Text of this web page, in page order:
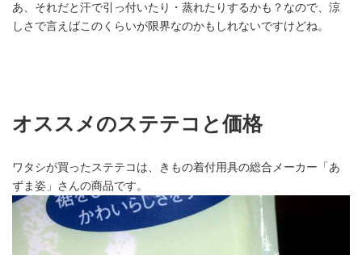
あ、それだと汗で引っ付いたり・蒸れたりするかも？なので、涼
しさで言えばこのくらいが限界なのかもしれないですけどね。
オススメのステテコと価格
ワタシが買ったステテコは、きもの着付用具の総合メーカー「あ
ずま姿」さんの商品です。